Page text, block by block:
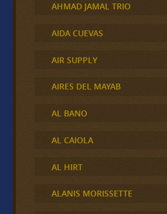
AHMAD JAMAL TRIO
AIDA CUEVAS
AIR SUPPLY
AIRES DEL MAYAB
AL BANO
AL CAIOLA
AL HIRT
ALANIS MORISSETTE